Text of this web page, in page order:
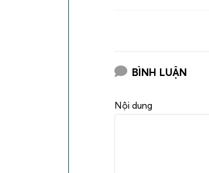
BÌNH LUẬN
Nội dung